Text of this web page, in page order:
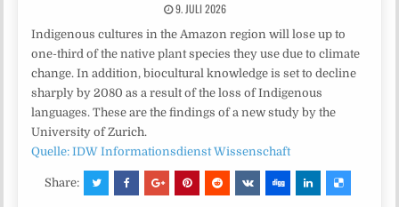
9. JULI 2026
Indigenous cultures in the Amazon region will lose up to
one-third of the native plant species they use due to climate
change. In addition, biocultural knowledge is set to decline
sharply by 2080 as a result of the loss of Indigenous
languages. These are the findings of a new study by the
University of Zurich.
Quelle: IDW Informationsdienst Wissenschaft
Share: